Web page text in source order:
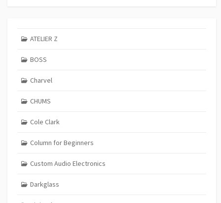
ATELIER Z
BOSS
Charvel
CHUMS
Cole Clark
Column for Beginners
Custom Audio Electronics
Darkglass